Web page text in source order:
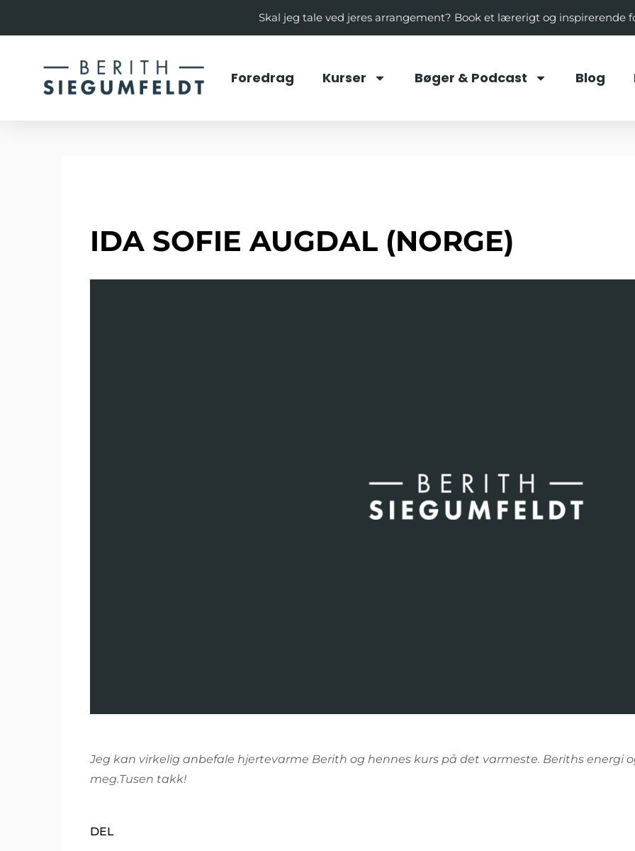
Skal jeg tale ved jeres arrangement? Book et lærerigt og inspirerende
Foredrag Kurser Bøger & Podcast Blog
IDA SOFIE AUGDAL (NORGE)
Jeg kan virkelig anbefale hjertevarme Berith og hennes kurs på det varmeste. Beriths energi
meg.Tusen takk!
DEL